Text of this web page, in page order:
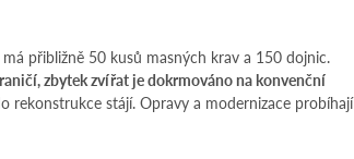
přibližně 50 kusů masných krav a 150 dojnic.
zbytek zvířat je dokrmováno na konvenční
rekonstrukce stájí. Opravy a modernizace probíhají